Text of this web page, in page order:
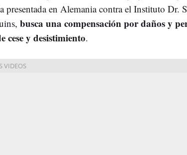
presentada en Alemania contra el Instituto Dr.
busca una compensación por daños y
cese y desistimiento.